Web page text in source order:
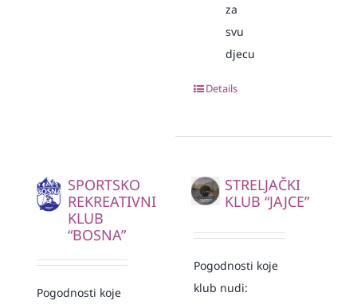
za
svu
djecu
Details
SPORTSKO
REKREATIVNI
KLUB
“BOSNA”
Pogodnosti koje
STRELJAČKI
KLUB “JAJCE”
Pogodnosti koje
klub nudi: